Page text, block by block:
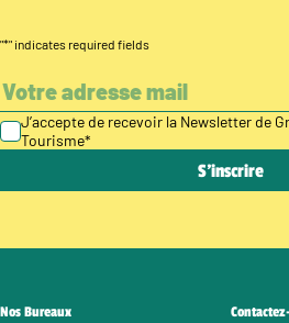
"*" indicates required fields
J’accepte de recevoir la Newsletter de
Tourisme*
Nos Bureaux